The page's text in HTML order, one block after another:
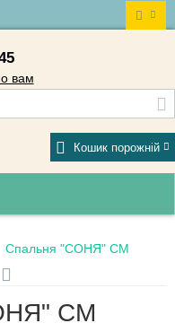
вам
Кошик порожній
Спальня "СОНЯ" СМ
СМ